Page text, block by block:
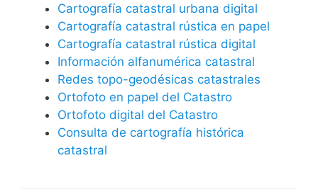
Cartografía catastral urbana digital
Cartografía catastral rústica en papel
Cartografía catastral rústica digital
Información alfanumérica catastral
Redes topo-geodésicas catastrales
Ortofoto en papel del Catastro
Ortofoto digital del Catastro
Consulta de cartografía histórica
catastral